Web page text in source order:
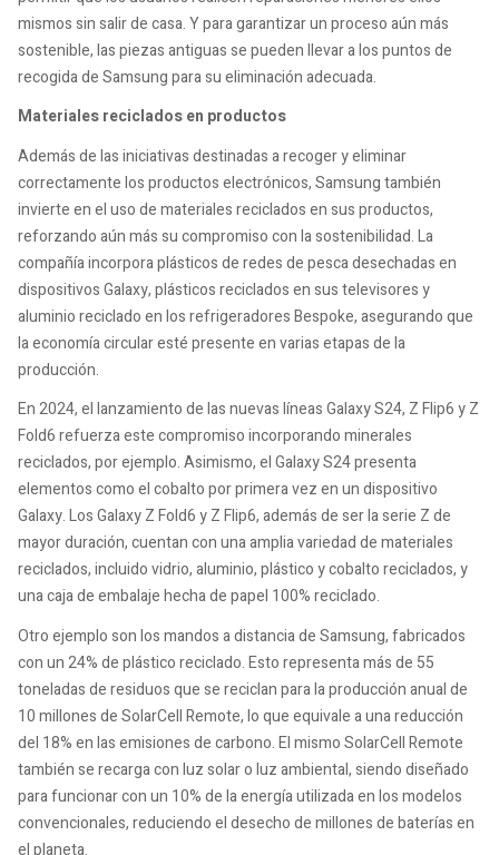
mismos sin salir de casa. Y para garantizar un proceso aún más
sostenible, las piezas antiguas se pueden llevar a los puntos de
recogida de Samsung para su eliminación adecuada.
Materiales reciclados en productos
Además de las iniciativas destinadas a recoger y eliminar
correctamente los productos electrónicos, Samsung también
invierte en el uso de materiales reciclados en sus productos,
reforzando aún más su compromiso con la sostenibilidad. La
compañía incorpora plásticos de redes de pesca desechadas en
dispositivos Galaxy, plásticos reciclados en sus televisores y
aluminio reciclado en los refrigeradores Bespoke, asegurando que
la economía circular esté presente en varias etapas de la
producción.
En 2024, el lanzamiento de las nuevas líneas Galaxy S24, Z Flip6 y Z
Fold6 refuerza este compromiso incorporando minerales
reciclados, por ejemplo. Asimismo, el Galaxy S24 presenta
elementos como el cobalto por primera vez en un dispositivo
Galaxy. Los Galaxy Z Fold6 y Z Flip6, además de ser la serie Z de
mayor duración, cuentan con una amplia variedad de materiales
reciclados, incluido vidrio, aluminio, plástico y cobalto reciclados, y
una caja de embalaje hecha de papel 100% reciclado.
Otro ejemplo son los mandos a distancia de Samsung, fabricados
con un 24% de plástico reciclado. Esto representa más de 55
toneladas de residuos que se reciclan para la producción anual de
10 millones de SolarCell Remote, lo que equivale a una reducción
del 18% en las emisiones de carbono. El mismo SolarCell Remote
también se recarga con luz solar o luz ambiental, siendo diseñado
para funcionar con un 10% de la energía utilizada en los modelos
convencionales, reduciendo el desecho de millones de baterías en
el planeta.